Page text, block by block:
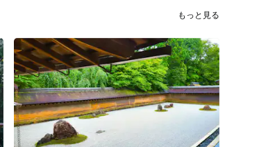
もっと見る